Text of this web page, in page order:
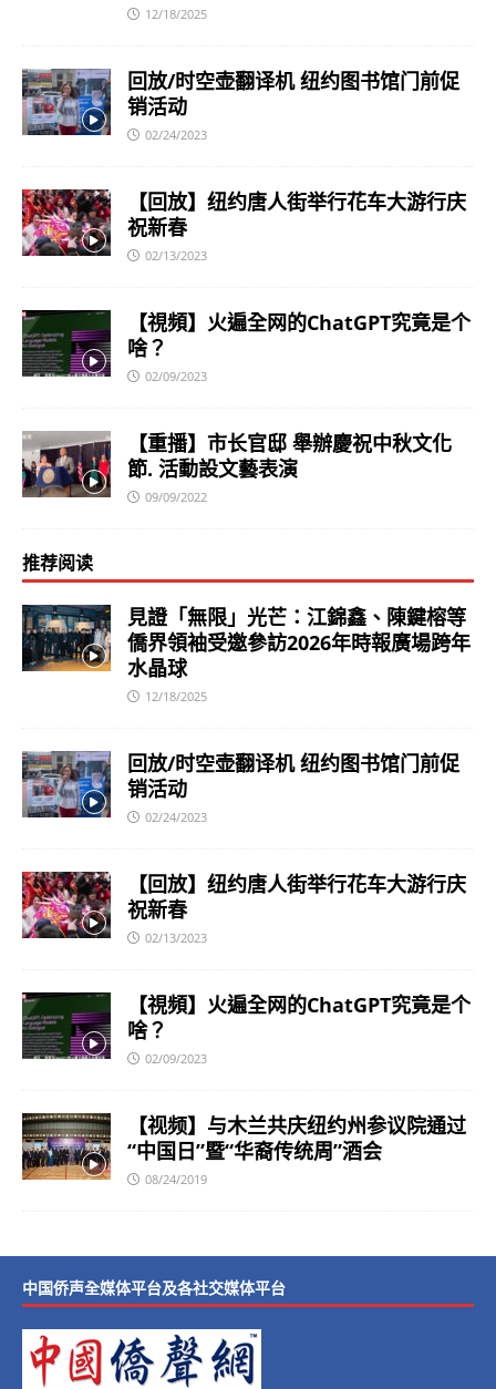
12/18/2025
回放/时空壶翻译机 纽约图书馆门前促
销活动
02/24/2023
【回放】纽约唐人街举行花车大游行庆
祝新春
02/13/2023
【視頻】火遍全网的ChatGPT究竟是个
啥？
02/09/2023
【重播】市长官邸 舉辦慶祝中秋文化
節. 活動設文藝表演
09/09/2022
推荐阅读
見證「無限」光芒：江錦鑫、陳鍵榕等
僑界領袖受邀參訪2026年時報廣場跨年
水晶球
12/18/2025
回放/时空壶翻译机 纽约图书馆门前促
销活动
02/24/2023
【回放】纽约唐人街举行花车大游行庆
祝新春
02/13/2023
【視頻】火遍全网的ChatGPT究竟是个
啥？
02/09/2023
【视频】与木兰共庆纽约州参议院通过
“中国日”暨“华裔传统周”酒会
08/24/2019
中国侨声全媒体平台及各社交媒体平台